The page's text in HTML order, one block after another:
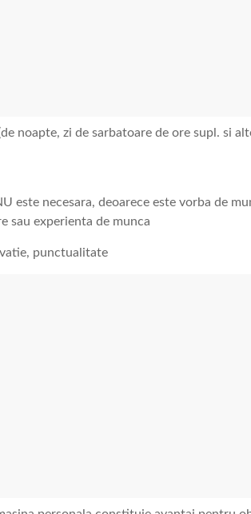
noapte, zi de sarbatoare de ore supl. si
este necesara, deoarece este vorba de
sau experienta de munca
punctualitate